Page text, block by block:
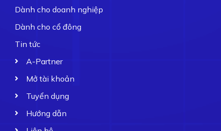
Dành cho doanh nghiệp
Dành cho cổ đông
Tin tức
A-Partner
Mở tài khoản
Tuyển dụng
Hướng dẫn